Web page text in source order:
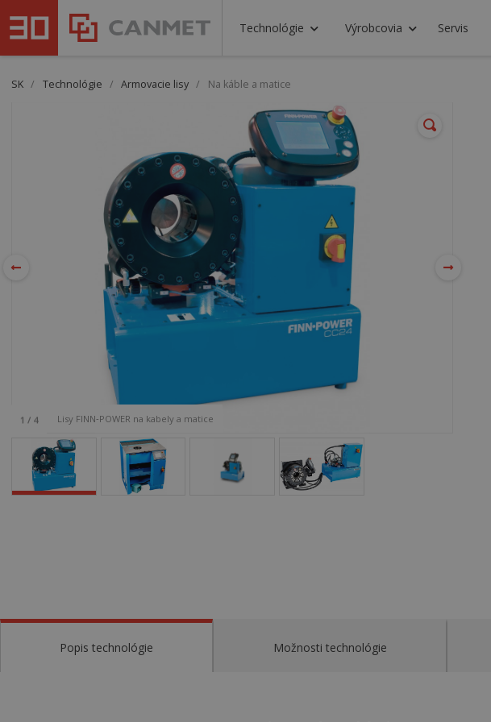
Technológie Výrobcovia Servis
SK / Technológie / Armovacie lisy / Na káble a matice
1 / 4 Lisy FINN‑POWER na kabely a matice
Popis technológie Možnosti technológie